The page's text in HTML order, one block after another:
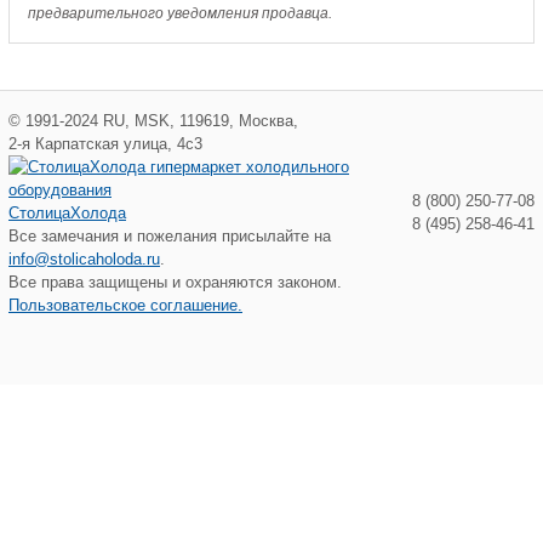
IP20
предварительного уведомления продавца.
© 1991-2024 RU MSK 119619 Москва
2-я Карпатская улица, 4с3
СтолицаХолода
Все замечания и пожелания присылайте на
info@stolicaholoda.ru
Все права защищены и охраняются законом.
Пользовательское соглашение.
8 (800) 250-77-08
8 (495) 258-46-41